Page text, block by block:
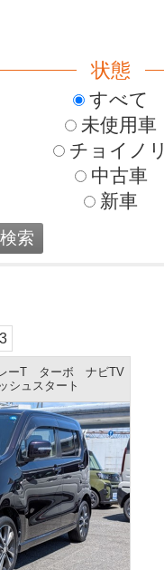
状態
すべて
未使用車
チョイノリ
中古車
新車
3
レーT ターボ ナビTV
ュスタート